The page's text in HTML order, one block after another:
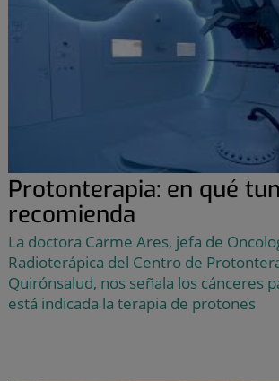
Protonterapia: en qué
recomienda
La doctora Carme Ares, jefa de
Radioterápica del Centro de
Quirónsalud, nos señala los cánceres
está indicada la terapia de protones